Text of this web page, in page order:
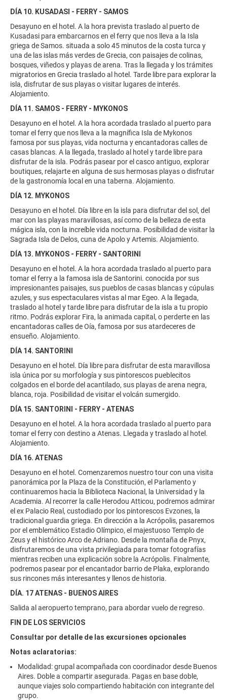
DÍA 10. KUSADASI - FERRY - SAMOS
Desayuno en el hotel. A la hora prevista traslado al puerto de
Kusadasi para embarcarnos en el ferry que nos lleva a la Isla
griega de Samos. situada a solo 45 minutos de la costa turca y
una de las islas más verdes de Grecia, con paisajes de colinas,
bosques, viñedos y playas de arena. Tras la llegada y los trámites
migratorios en Grecia traslado al hotel. Tarde libre para explorar la
isla, disfrutar de sus playas o visitar lugares de interés.
Alojamiento.
DÍA 11. SAMOS - FERRY - MYKONOS
Desayuno en el hotel. A la hora acordada traslado al puerto para
tomar el ferry que nos lleva a la magnífica Isla de Mykonos
famosa por sus playas, vida nocturna y encantadoras calles de
casas blancas. A la llegada, traslado al hotel y tarde libre para
disfrutar de la isla. Podrás pasear por el casco antiguo, explorar
boutiques, relajarte en alguna de sus hermosas playas o disfrutar
de la gastronomía local en una taberna. Alojamiento.
DÍA 12. MYKONOS
Desayuno en el hotel. Día libre en la isla para disfrutar del sol, del
mar con las playas maravillosas, así como de la belleza de esta
mágica isla, con la increíble vida nocturna. Posibilidad de visitar la
Sagrada Isla de Delos, cuna de Apolo y Artemis. Alojamiento.
DÍA 13. MYKONOS - FERRY - SANTORINI
Desayuno en el hotel. A la hora acordada traslado al puerto para
tomar el ferry a la famosa isla de Santorini. conocida por sus
impresionantes paisajes, sus pueblos de casas blancas y cúpulas
azules, y sus espectaculares vistas al mar Egeo. A la llegada,
traslado al hotel y tarde libre para disfrutar de la isla a tu propio
ritmo. Podrás explorar Fira, la animada capital, o perderte en las
encantadoras calles de Oía, famosa por sus atardeceres de
ensueño. Alojamiento.
DÍA 14. SANTORINI
Desayuno en el hotel. Día libre para disfrutar de esta maravillosa
isla única por su morfología y sus pintorescos pueblecitos
colgados en el borde del acantilado, sus playas de arena negra,
blanca, roja. Posibilidad de visitar el volcán sumergido.
DÍA 15. SANTORINI - FERRY - ATENAS
Desayuno en el hotel. A la hora acordada traslado al puerto para
tomar el ferry con destino a Atenas. Llegada y traslado al hotel.
Alojamiento.
DÍA 16. ATENAS
Desayuno en el hotel. Comenzaremos nuestro tour con una visita
panorámica por la Plaza de la Constitución, el Parlamento y
continuaremos hacia la Biblioteca Nacional, la Universidad y la
Academia. Al recorrer la calle Herodou Atticou, podremos admirar
el ex Palacio Real, custodiado por los pintorescos Evzones, la
tradicional guardia griega. En dirección a la Acrópolis, pasaremos
por el emblemático Estadio Olímpico, el majestuoso Templo de
Zeus y el histórico Arco de Adriano. Desde la montaña de Pnyx,
disfrutaremos de una vista privilegiada para tomar fotografías
mientras reciben una explicación sobre la Acrópolis. Finalmente,
podremos pasear por el encantador barrio de Plaka, explorando
sus rincones más interesantes y llenos de historia.
DÍA. 17 ATENAS - BUENOS AIRES
Salida al aeropuerto temprano, para abordar vuelo de regreso.
FIN DE LOS SERVICIOS
Consultar por detalle de las excursiones opcionales
Notas aclaratorias:
Modalidad: grupal acompañada con coordinador desde Buenos
Aires. Doble a compartir asegurada. Pagas en base doble,
aunque viajes solo compartiendo habitación con integrante del
grupo.